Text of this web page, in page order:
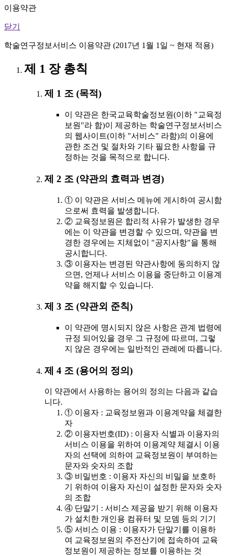
이용약관
닫기
학술연구정보서비스 이용약관 (2017년 1월 1일 ~ 현재 적용)
제 1 장 총칙
제 1 조 (목적)
이 약관은 한국교육학술정보원(이하 "교육정
보원"라 함)이 제공하는 학술연구정보서비스
의 웹사이트(이하 "서비스" 라함)의 이용에
관한 조건 및 절차와 기타 필요한 사항을 규
정하는 것을 목적으로 합니다.
제 2 조 (약관의 효력과 변경)
① 이 약관은 서비스 메뉴에 게시하여 공시함
으로써 효력을 발생합니다.
② 교육정보원은 합리적 사유가 발생한 경우
에는 이 약관을 변경할 수 있으며, 약관을 변
경한 경우에는 지체없이 "공지사항"을 통해
공시합니다.
③ 이용자는 변경된 약관사항에 동의하지 않
으면, 언제나 서비스 이용을 중단하고 이용계
약을 해지할 수 있습니다.
제 3 조 (약관외 준칙)
이 약관에 명시되지 않은 사항은 관계 법령에
규정 되어있을 경우 그 규정에 따르며, 그렇
지 않은 경우에는 일반적인 관례에 따릅니다.
제 4 조 (용어의 정의)
이 약관에서 사용하는 용어의 정의는 다음과 같습
니다.
① 이용자 : 교육정보원과 이용계약을 체결한
자
② 이용자번호(ID) : 이용자 식별과 이용자의
서비스 이용을 위하여 이용계약 체결시 이용
자의 선택에 의하여 교육정보원이 부여하는
문자와 숫자의 조합
③ 비밀번호 : 이용자 자신의 비밀을 보호하
기 위하여 이용자 자신이 설정한 문자와 숫자
의 조합
④ 단말기 : 서비스 제공을 받기 위해 이용자
가 설치한 개인용 컴퓨터 및 모뎀 등의 기기
⑤ 서비스 이용 : 이용자가 단말기를 이용하
여 교육정보원의 주전산기에 접속하여 교육
정보원이 제공하는 정보를 이용하는 것